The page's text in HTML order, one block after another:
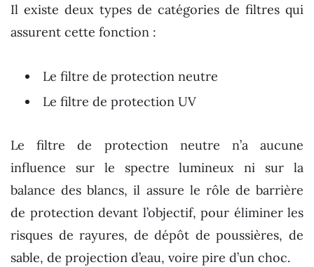
Il existe deux types de catégories de filtres qui
assurent cette fonction :
Le filtre de protection neutre
Le filtre de protection UV
Le filtre de protection neutre n’a aucune
influence sur le spectre lumineux ni sur la
balance des blancs, il assure le rôle de barrière
de protection devant l’objectif, pour éliminer les
risques de rayures, de dépôt de poussières, de
sable, de projection d’eau, voire pire d’un choc.